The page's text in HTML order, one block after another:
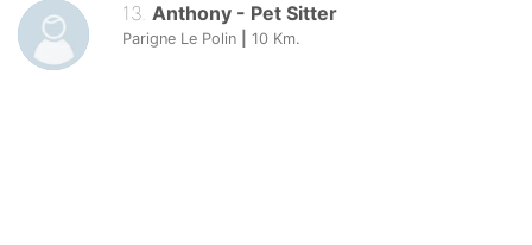
13. Anthony - Pet Sitter
Parigne Le Polin 10 Km.